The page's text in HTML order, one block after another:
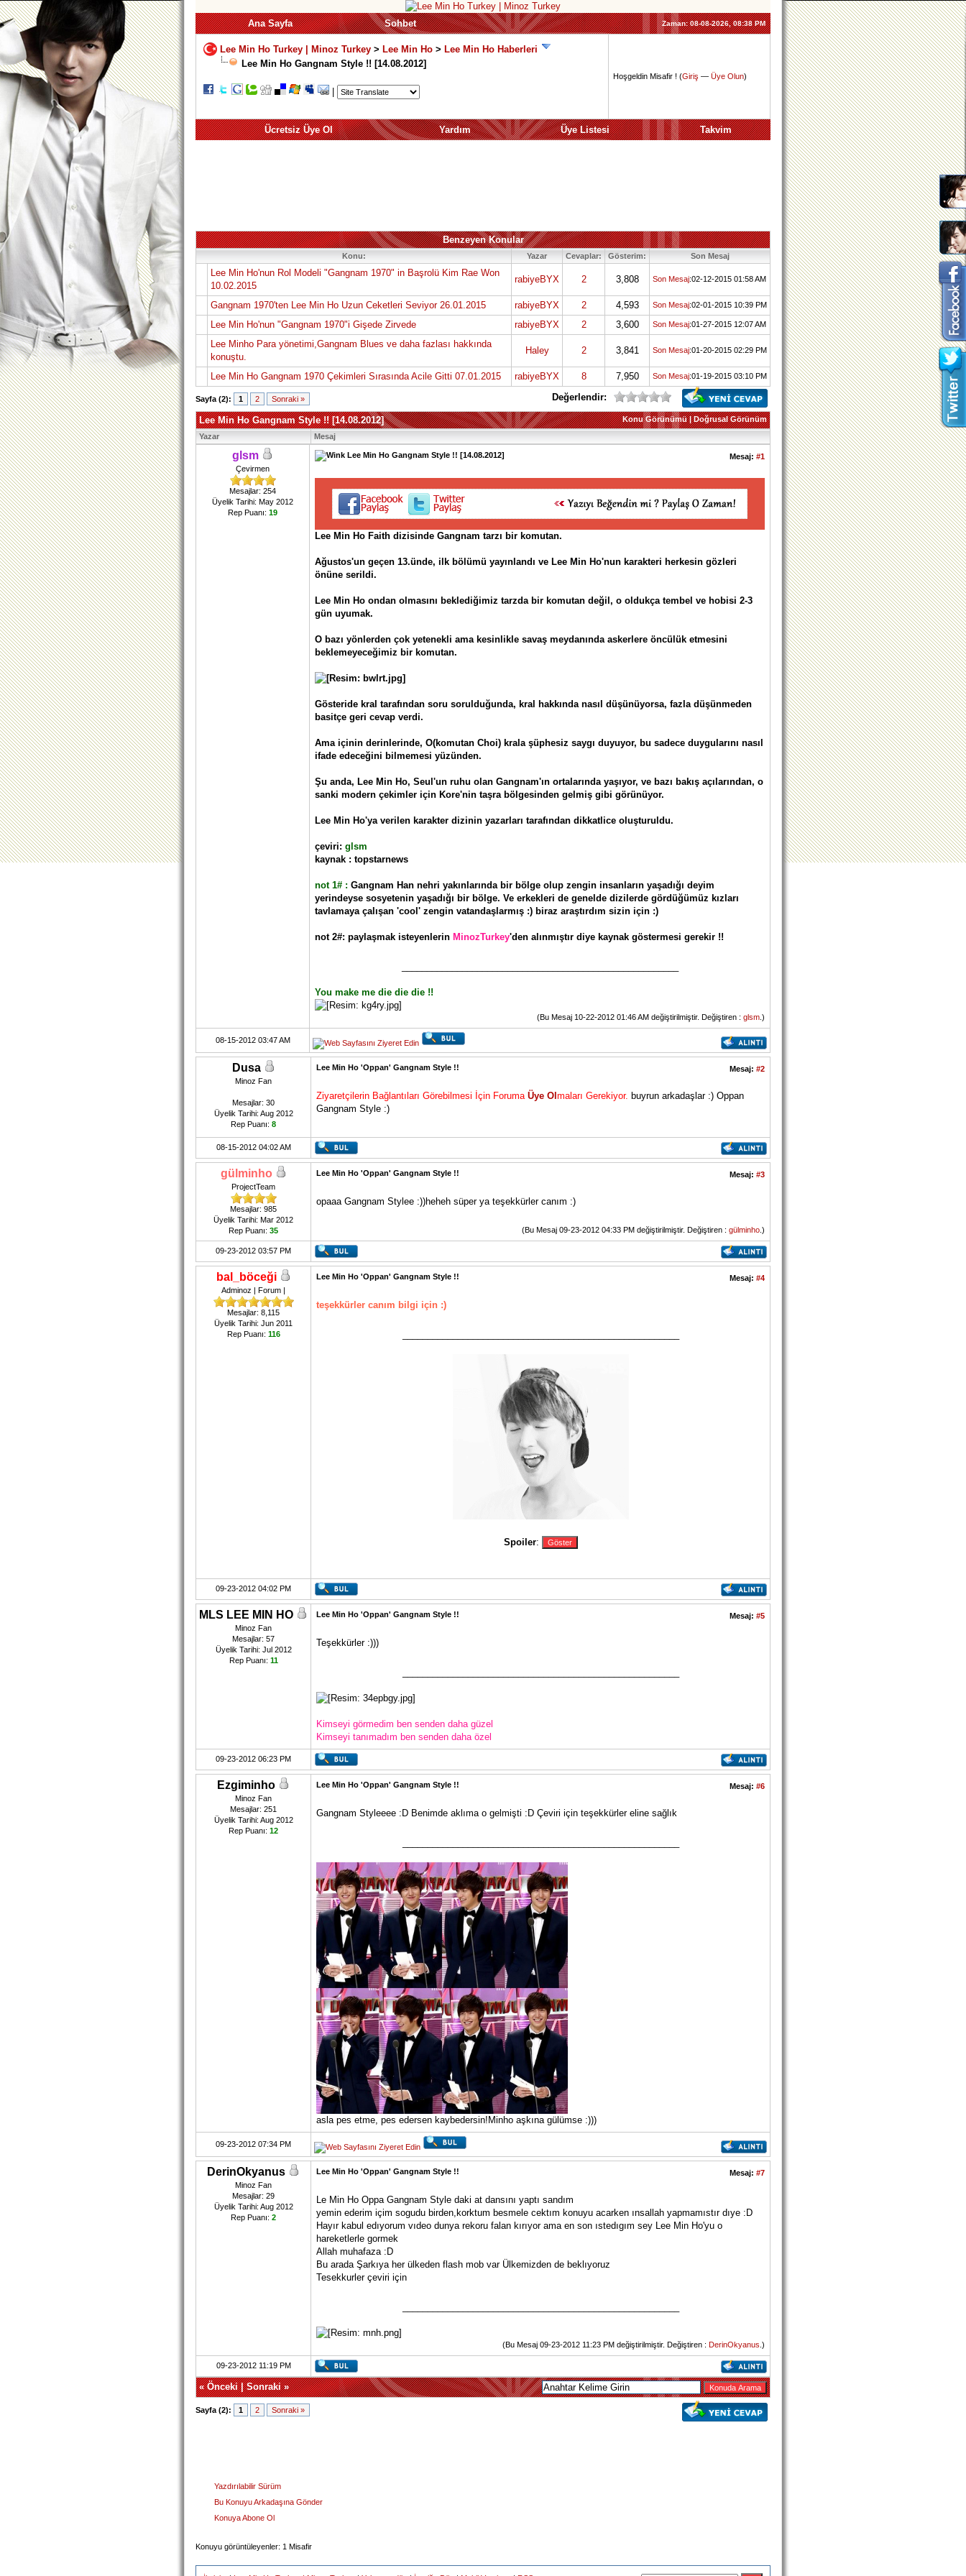
Ana Sayfa Sohbet Zaman:08-08-2026, 08:38 PM
Lee Min Ho Turkey | Minoz Turkey > Lee Min Ho > Lee Min Ho Haberleri
Lee Min Ho Gangnam Style !! [14.08.2012]
Hoşgeldin Misafir ! (Giriş — Üye Olun)
Ücretsiz Üye Ol Yardım Üye Listesi Takvim
Benzeyen Konular
Konu: Yazar Cevaplar: Gösterim: Son Mesaj
Lee Min Ho'nun Rol Modeli "Gangnam 1970" in Başrolü Kim Rae Won
10.02.2015
rabiyeBYX 2 3,808 Son Mesaj:02-12-2015 01:58 AM
Gangnam 1970'ten Lee Min Ho Uzun Ceketleri Seviyor 26.01.2015 rabiyeBYX 2 4,593 Son Mesaj:02-01-2015 10:39 PM
Lee Min Ho'nun "Gangnam 1970"i Gişede Zirvede rabiyeBYX 2 3,600 Son Mesaj:01-27-2015 12:07 AM
Lee Minho Para yönetimi,Gangnam Blues ve daha fazlası hakkında
konuştu.
Haley 2 3,841 Son Mesaj:01-20-2015 02:29 PM
Lee Min Ho Gangnam 1970 Çekimleri Sırasında Acile Gitti 07.01.2015 rabiyeBYX 8 7,950 Son Mesaj:01-19-2015 03:10 PM
Sayfa (2): 1 2 Sonraki » Değerlendir:
Konu Görünümü|Doğrusal Görünüm
Lee Min Ho Gangnam Style !! [14.08.2012]
Yazar Mesaj
glsm
Çevirmen
Mesajlar: 254
Üyelik Tarihi: May 2012
Rep Puanı: 19
Mesaj: #1
Lee Min Ho Gangnam Style !! [14.08.2012]
Lee Min Ho Faith dizisinde Gangnam tarzı bir komutan.
Ağustos'un geçen 13.ünde, ilk bölümü yayınlandı ve Lee Min Ho'nun karakteri herkesin gözleri
önüne serildi.
Lee Min Ho ondan olmasını beklediğimiz tarzda bir komutan değil, o oldukça tembel ve hobisi 2-3
gün uyumak.
O bazı yönlerden çok yetenekli ama kesinlikle savaş meydanında askerlere öncülük etmesini
beklemeyeceğimiz bir komutan.
Gösteride kral tarafından soru sorulduğunda, kral hakkında nasıl düşünüyorsa, fazla düşünmeden
basitçe geri cevap verdi.
Ama içinin derinlerinde, O(komutan Choi) krala şüphesiz saygı duyuyor, bu sadece duygularını nasıl
ifade edeceğini bilmemesi yüzünden.
Şu anda, Lee Min Ho, Seul'un ruhu olan Gangnam'ın ortalarında yaşıyor, ve bazı bakış açılarından, o
sanki modern çekimler için Kore'nin taşra bölgesinden gelmiş gibi görünüyor.
Lee Min Ho'ya verilen karakter dizinin yazarları tarafından dikkatlice oluşturuldu.
çeviri: glsm
kaynak : topstarnews
not 1# : Gangnam Han nehri yakınlarında bir bölge olup zengin insanların yaşadığı deyim
yerindeyse sosyetenin yaşadığı bir bölge. Ve erkekleri de genelde dizilerde gördüğümüz kızları
tavlamaya çalışan 'cool' zengin vatandaşlarmış :) biraz araştırdım sizin için :)
not 2#: paylaşmak isteyenlerin MinozTurkey'den alınmıştır diye kaynak göstermesi gerekir !!
You make me die die die !!
(Bu Mesaj 10-22-2012 01:46 AM değiştirilmiştir. Değiştiren : glsm .)
08-15-2012 03:47 AM
Dusa
Minoz Fan
Mesajlar: 30
Üyelik Tarihi: Aug 2012
Rep Puanı: 8
Mesaj: #2
Lee Min Ho 'Oppan' Gangnam Style !!
Ziyaretçilerin Bağlantıları Görebilmesi İçin Foruma Üye Ol maları Gerekiyor. buyrun arkadaşlar :) Oppan
Gangnam Style :)
08-15-2012 04:02 AM
gülminho
ProjectTeam
Mesajlar: 985
Üyelik Tarihi: Mar 2012
Rep Puanı: 35
Mesaj: #3
Lee Min Ho 'Oppan' Gangnam Style !!
opaaa Gangnam Stylee :))heheh süper ya teşekkürler canım :)
(Bu Mesaj 09-23-2012 04:33 PM değiştirilmiştir. Değiştiren : gülminho .)
09-23-2012 03:57 PM
bal_böceği
Adminoz | Forum |
Mesajlar: 8,115
Üyelik Tarihi: Jun 2011
Rep Puanı: 116
Mesaj: #4
Lee Min Ho 'Oppan' Gangnam Style !!
teşekkürler canım bilgi için :)
Spoiler:
09-23-2012 04:02 PM
MLS LEE MIN HO
Minoz Fan
Mesajlar: 57
Üyelik Tarihi: Jul 2012
Rep Puanı: 11
Mesaj: #5
Lee Min Ho 'Oppan' Gangnam Style !!
Teşekkürler :)))
Kimseyi görmedim ben senden daha güzel
Kimseyi tanımadım ben senden daha özel
09-23-2012 06:23 PM
Ezgiminho
Minoz Fan
Mesajlar: 251
Üyelik Tarihi: Aug 2012
Rep Puanı: 12
Mesaj: #6
Lee Min Ho 'Oppan' Gangnam Style !!
Gangnam Styleeee :D Benimde aklıma o gelmişti :D Çeviri için teşekkürler eline sağlık
asla pes etme, pes edersen kaybedersin!Minho aşkına gülümse :)))
09-23-2012 07:34 PM
DerinOkyanus
Minoz Fan
Mesajlar: 29
Üyelik Tarihi: Aug 2012
Rep Puanı: 2
Mesaj: #7
Lee Min Ho 'Oppan' Gangnam Style !!
Le Min Ho Oppa Gangnam Style daki at dansını yaptı sandım
yemin ederim içim sogudu birden,korktum besmele cektım konuyu acarken ınsallah yapmamıstır dıye :D
Hayır kabul edıyorum vıdeo dunya rekoru falan kırıyor ama en son ıstedıgım sey Lee Min Ho'yu o
hareketlerle gormek
Allah muhafaza :D
Bu arada Şarkıya her ülkeden flash mob var Ülkemizden de beklıyoruz
Tesekkurler çeviri için
(Bu Mesaj 09-23-2012 11:23 PM değiştirilmiştir. Değiştiren : DerinOkyanus .)
09-23-2012 11:19 PM
«Önceki|Sonraki»
Sayfa (2): 1 2 Sonraki »
Yazdırılabilir Sürüm
Bu Konuyu Arkadaşına Gönder
Konuya Abone Ol
Konuyu görüntüleyenler: 1 Misafir